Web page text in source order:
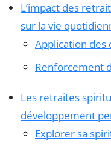
L’impact des
sur la vie
Application des
Renforcement
Les retraites
développement
Explorer sa